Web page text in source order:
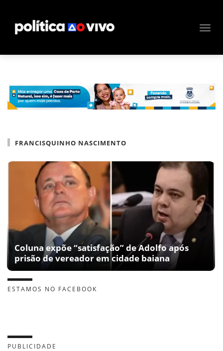
FRANCISQUINHO NASCIMENTO
Coluna expõe “satisfação” de Adolfo após
prisão de vereador em cidade baiana
ESTAMOS NO FACEBOOK
PUBLICIDADE